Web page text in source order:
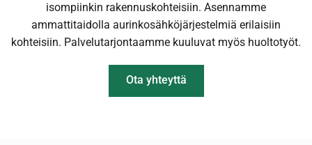
isompiinkin rakennuskohteisiin. Asennamme
ammattitaidolla aurinkosähköjärjestelmiä erilaisiin
kohteisiin. Palvelutarjontaamme kuuluvat myös huoltotyöt.
Ota yhteyttä